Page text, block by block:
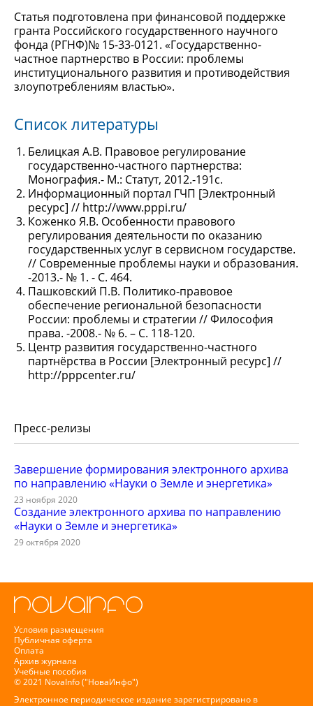
Статья подготовлена при финансовой поддержке
гранта Российского государственного научного
фонда (РГНФ)№ 15-33-0121. «Государственно-
частное партнерство в России: проблемы
институционального развития и противодействия
злоупотреблениям властью».
Список литературы
Белицкая А.В. Правовое регулирование
государственно-частного партнерства:
Монография.- М.: Статут, 2012.-191с.
Информационный портал ГЧП [Электронный
ресурс] // http://www.pppi.ru/
Коженко Я.В. Особенности правового
регулирования деятельности по оказанию
государственных услуг в сервисном государстве.
// Современные проблемы науки и образования.
-2013.- № 1. - С. 464.
Пашковский П.В. Политико-правовое
обеспечение региональной безопасности
России: проблемы и стратегии // Философия
права. -2008.- № 6. – С. 118-120.
Центр развития государственно-частного
партнёрства в России [Электронный ресурс] //
http://pppcenter.ru/
Пресс-релизы
Завершение формирования электронного архива
по направлению «Науки о Земле и энергетика»
23 ноября 2020
Создание электронного архива по направлению
«Науки о Земле и энергетика»
29 октября 2020
Условия размещения
Публичная оферта
Оплата
Архив журнала
Учебные пособия
© 2021 NovaInfo ("НоваИнфо")
Электронное периодическое издание зарегистрировано в